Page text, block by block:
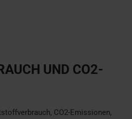
UND CO2-
CO2-Emissionen,